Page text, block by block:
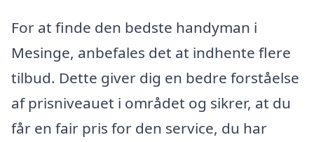
For at finde den bedste handyman i
Mesinge, anbefales det at indhente flere
tilbud. Dette giver dig en bedre forståelse
af prisniveauet i området og sikrer, at du
får en fair pris for den service, du har